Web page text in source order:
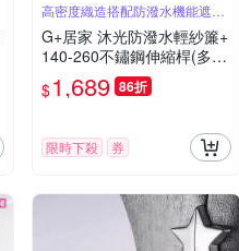
高密度織造搭配防潑水機能遮蔽
隱私採光柔和
G+居家 沐光防潑水輕紗簾+
140-260不鏽鋼伸縮桿(多用
途浴簾輕紗門簾隔間簾浴室
隔間簾/布藝浴簾/輕紗落地
$1,689 86折
限時下殺 券